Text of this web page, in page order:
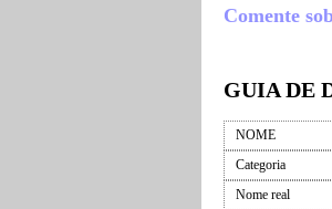
Comente
GUIA DE
NOME
Categoria
Nome real